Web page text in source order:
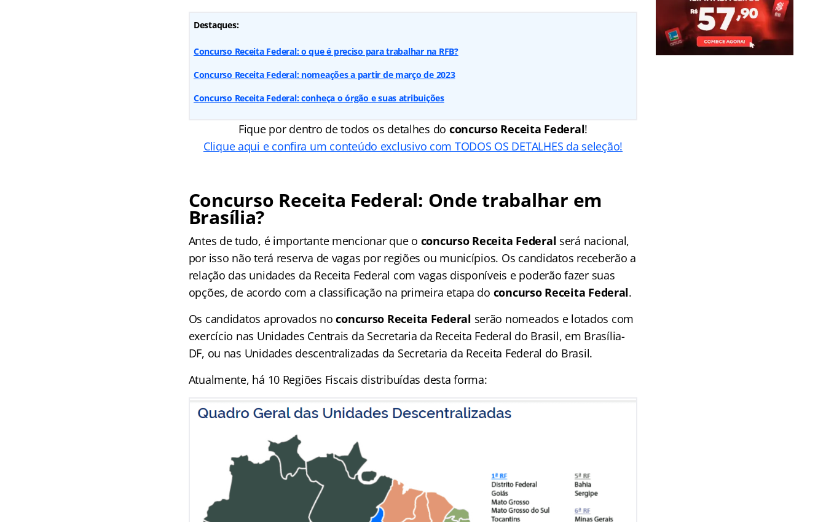
Destaques:
Concurso Receita Federal: o que é preciso para trabalhar na RFB?
Concurso Receita Federal: nomeações a partir de março de 2023
Concurso Receita Federal: conheça o órgão e suas atribuições
Fique por dentro de todos os detalhes do concurso Receita Federal!
Clique aqui e confira um conteúdo exclusivo com TODOS OS DETALHES da seleção!
Concurso Receita Federal: Onde trabalhar em
Brasília?
Antes de tudo, é importante mencionar que o concurso Receita Federal será nacional,
por isso não terá reserva de vagas por regiões ou municípios. Os candidatos receberão a
relação das unidades da Receita Federal com vagas disponíveis e poderão fazer suas
opções, de acordo com a classificação na primeira etapa do concurso Receita Federal.
Os candidatos aprovados noconcurso Receita Federal serão nomeados e lotados com
exercício nas Unidades Centrais da Secretaria da Receita Federal do Brasil, em Brasília-
DF, ou nas Unidades descentralizadas da Secretaria da Receita Federal do Brasil.
Atualmente, há 10 Regiões Fiscais distribuídas desta forma: